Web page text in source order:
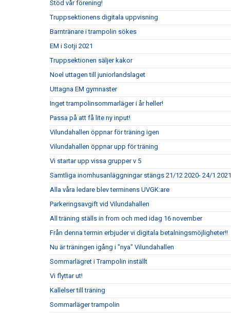
Stöd vår förening!
Truppsektionens digitala uppvisning
Barntränare i trampolin sökes
EM i Sotji 2021
Truppsektionen säljer kakor
Noel uttagen till juniorlandslaget
Uttagna EM gymnaster
Inget trampolinsommarläger i år heller!
Passa på att få lite ny input!
Vilundahallen öppnar för träning igen
Vilundahallen öppnar upp för träning
Vi startar upp vissa grupper v 5
Samtliga inomhusanläggningar stängs 21/12 2020- 24/1 2021
Alla våra ledare blev terminens UVGK:are
Parkeringsavgift vid Vilundahallen
All träning ställs in from och med idag 16 november
Från denna termin erbjuder vi digitala betalningsmöjligheter!!
Nu är träningen igång i "nya" Vilundahallen
Sommarlägret i Trampolin inställt
Vi flyttar ut!
Kallelser till träning
Sommarläger trampolin